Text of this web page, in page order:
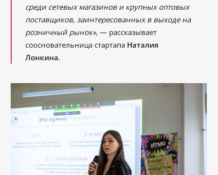
среди сетевых магазинов и крупных оптовых
поставщиков, заинтересованных в выходе на
розничный рынок»,— рассказывает
соосновательница стартапа Наталия
Лонкина.